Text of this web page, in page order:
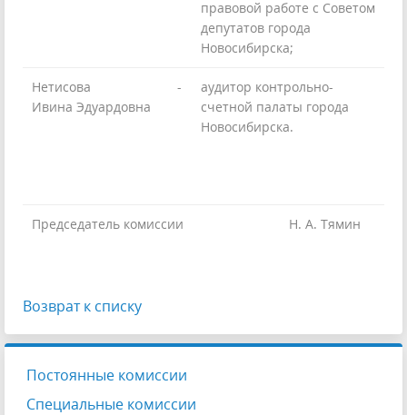
правовой работе с Советом
депутатов города
Новосибирска;
Нетисова
Ивина Эдуардовна
-
аудитор контрольно-
счетной палаты города
Новосибирска.
Председатель комиссии Н. А. Тямин
Возврат к списку
Постоянные комиссии
Специальные комиссии